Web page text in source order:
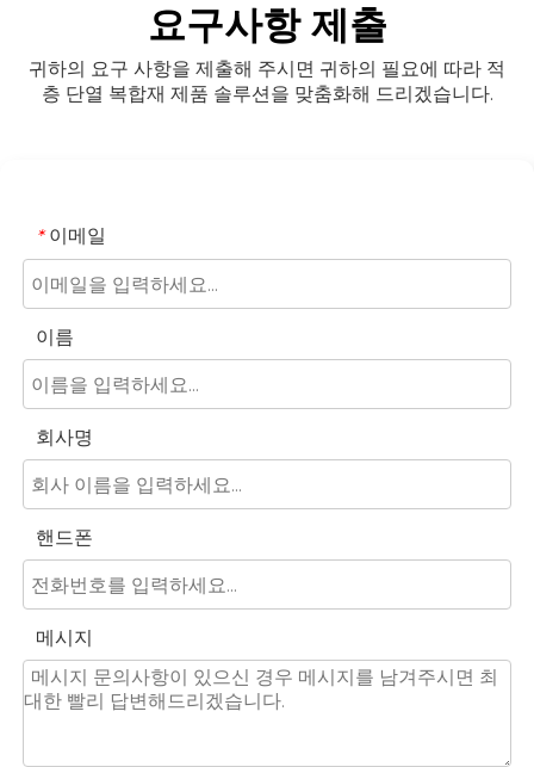
요구사항 제출
귀하의 요구 사항을 제출해 주시면 귀하의 필요에 따라 적
층 단열 복합재 제품 솔루션을 맞춤화해 드리겠습니다.
* 이메일
이름
회사명
핸드폰
메시지